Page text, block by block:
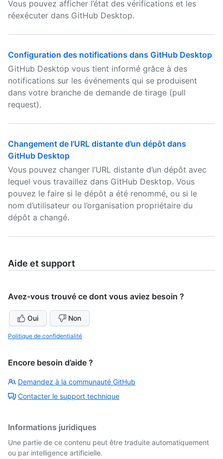
Vous pouvez afficher l’état des vérifications et les
réexécuter dans GitHub Desktop.
Configuration des notifications dans GitHub Desktop
GitHub Desktop vous tient informé grâce à des
notifications sur les événements qui se produisent
dans votre branche de demande de tirage (pull
request).
Changement de l’URL distante d’un dépôt dans
GitHub Desktop
Vous pouvez changer l’URL distante d’un dépôt avec
lequel vous travaillez dans GitHub Desktop. Vous
pouvez le faire si le dépôt a été renommé, ou si le
nom d’utilisateur ou l’organisation propriétaire du
dépôt a changé.
Aide et support
Avez-vous trouvé ce dont vous aviez besoin ?
Oui Non
Politique de confidentialité
Encore besoin d’aide ?
Demandez à la communauté GitHub
Contacter le support technique
Informations juridiques
Une partie de ce contenu peut être traduite automatiquement
ou par intelligence artificielle.